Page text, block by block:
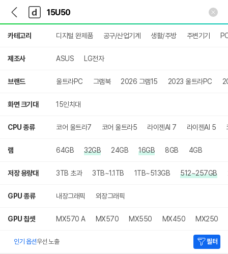
다
나
와
가
기
다
와
메
인
카테고리 디지털 완제품 공구/산업기계 생활/주방 주변기기
제조사 ASUS LG전자
브랜드 울트라PC 그램북 2026 그램15 2023 울트라PC
화면 크기대 15인치대
CPU 종류 코어 울트라7 코어 울트라5 라이젠AI 7 라이젠AI 5
램 64GB 32GB 24GB 16GB 8GB 4GB
저장 용량대 3TB 초과 3TB~1.1TB 1TB~513GB 512~257GB
GPU 종류 내장그래픽 외장그래픽
GPU 칩셋 MX570 A MX570 MX550 MX450 MX250
인기 옵션우선 노출 필터